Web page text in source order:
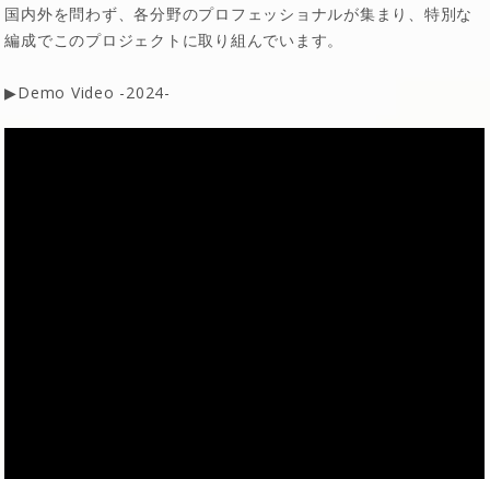
国内外を問わず、各分野のプロフェッショナルが集まり、特別な
編成でこのプロジェクトに取り組んでいます。
▶︎Demo Video -2024-